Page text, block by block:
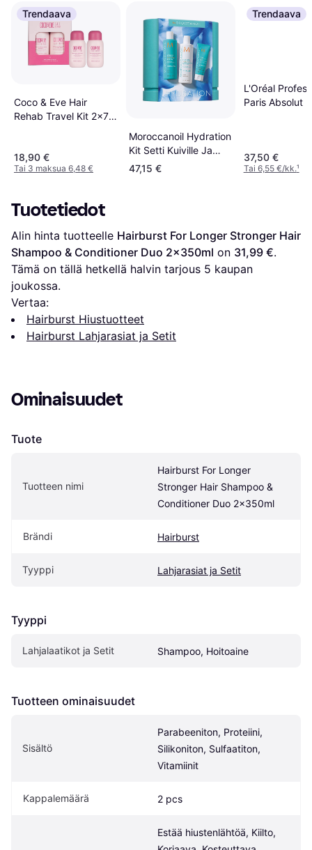
Trendaava
Coco & Eve Hair
Rehab Travel Kit 2x70
18,90 €
Tai 3 maksua 6,48 €
Moroccanoil Hydration
Kit Setti Kuiville Ja
Normaaleille Hiuksille
47,15 €
Trendaava
L'Oréal
Paris Absolut
37,50 €
Tai 6,55 €/kk.¹
Tuotetiedot
Alin hinta tuotteelle Hairburst For Longer Stronger Hair
Shampoo & Conditioner Duo 2x350ml on 31,99 €.
Tämä on tällä hetkellä halvin tarjous 5 kaupan
joukossa.
Vertaa:
Hairburst Hiustuotteet
Hairburst Lahjarasiat ja Setit
Ominaisuudet
Tuote
Tuotteen nimi
Hairburst For Longer
Stronger Hair Shampoo &
Conditioner Duo 2x350ml
Brändi Hairburst
Tyyppi Lahjarasiat ja Setit
Tyyppi
Lahjalaatikot ja Setit Shampoo, Hoitoaine
Tuotteen ominaisuudet
Sisältö
Parabeeniton, Proteiini,
Silikoniton, Sulfaatiton,
Vitamiinit
Kappalemäärä 2 pcs
Estää hiustenlähtöä, Kiilto,